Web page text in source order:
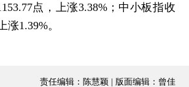
点，上涨3.38%；中小板指收
涨1.39%。
责任编辑：陈慧颖 | 版面编辑：曾佳